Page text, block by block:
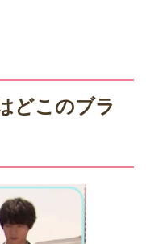
どこのブラ